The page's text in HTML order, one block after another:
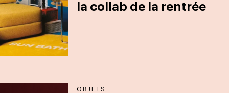
la collab de la rentrée
OBJETS